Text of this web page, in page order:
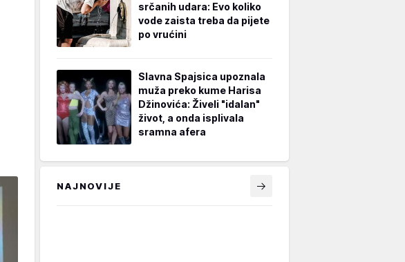
srčanih udara: Evo koliko
vode zaista treba da pijete
po vrućini
Slavna Spajsica upoznala
muža preko kume Harisa
Džinovića: Živeli "idalan"
život, a onda isplivala
sramna afera
NAJNOVIJE